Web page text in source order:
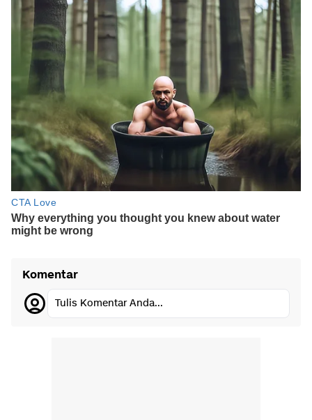
Komentar
Tulis Komentar Anda...